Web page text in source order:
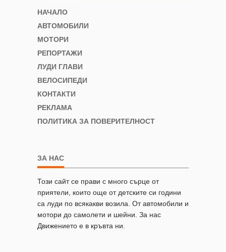
НАЧАЛО
АВТОМОБИЛИ
МОТОРИ
РЕПОРТАЖИ
ЛУДИ ГЛАВИ
ВЕЛОСИПЕДИ
КОНТАКТИ
РЕКЛАМА
ПОЛИТИКА ЗА ПОВЕРИТЕЛНОСТ
ЗА НАС
Този сайт се прави с много сърце от
приятели, които още от детските си години
са луди по всякакви возила. От автомобили и
мотори до самолети и шейни. За нас
Движението е в кръвта ни.